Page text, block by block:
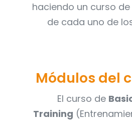
haciendo un curso
de cada uno de
Módulos del
El curso de
Training